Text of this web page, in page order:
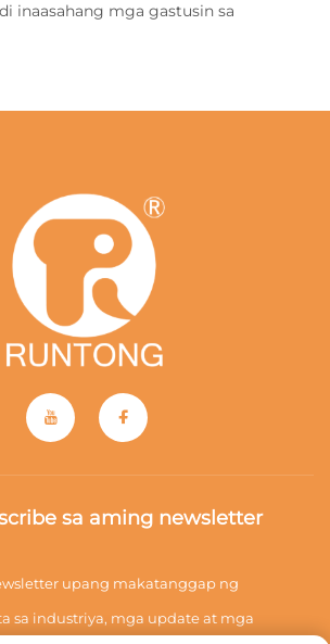
inaasahang mga gastusin sa
sa aming newsletter
upang makatanggap ng
sa industriya, mga update at mga